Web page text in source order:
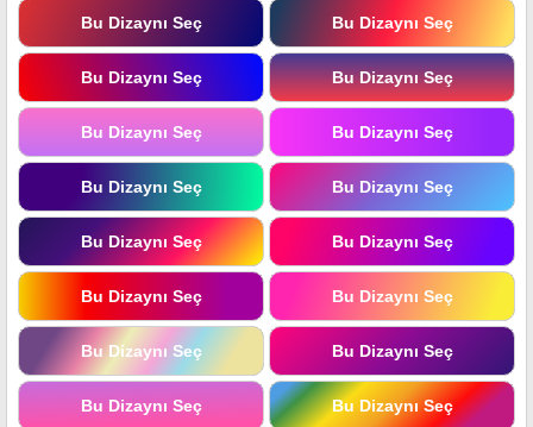
Bu Dizaynı Seç Bu Dizaynı Seç
Bu Dizaynı Seç Bu Dizaynı Seç
Bu Dizaynı Seç Bu Dizaynı Seç
Bu Dizaynı Seç Bu Dizaynı Seç
Bu Dizaynı Seç Bu Dizaynı Seç
Bu Dizaynı Seç Bu Dizaynı Seç
Bu Dizaynı Seç Bu Dizaynı Seç
Bu Dizaynı Seç Bu Dizaynı Seç